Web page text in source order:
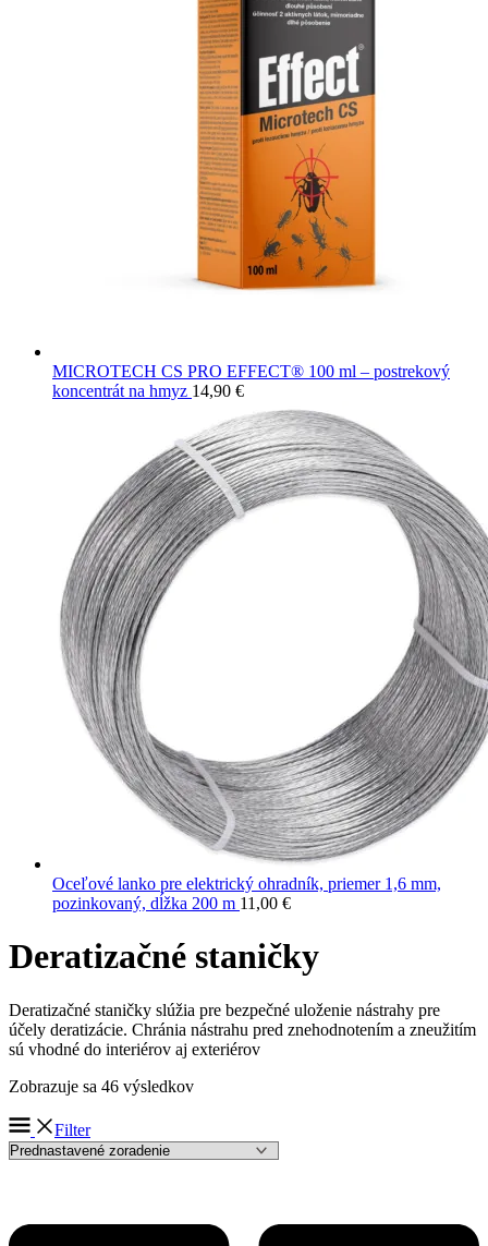
MICROTECH CS PRO EFFECT® 100 ml – postrekový
koncentrát na hmyz 14,90 €
Oceľové lanko pre elektrický ohradník, priemer 1,6 mm,
pozinkovaný, dĺžka 200 m 11,00 €
Deratizačné staničky
Deratizačné staničky slúžia pre bezpečné uloženie nástrahy pre
účely deratizácie. Chránia nástrahu pred znehodnotením a zneužitím
sú vhodné do interiérov aj exteriérov
Zobrazuje sa 46 výsledkov
Filter